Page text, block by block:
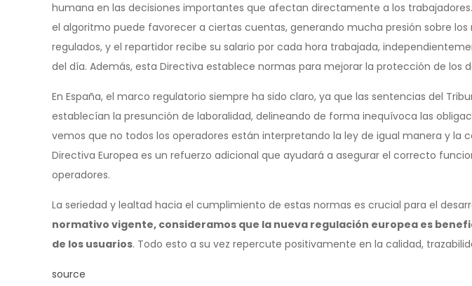
humana en las decisiones importantes que afectan directamente a los
el algoritmo puede favorecer a ciertas cuentas, generando mucha presión sobre
regulados, y el repartidor recibe su salario por cada hora trabajada,
del día. Además, esta Directiva establece normas para mejorar la protección de los
En España, el marco regulatorio siempre ha sido claro, ya que las sentencias del
establecían la presunción de laboralidad, delineando de forma inequívoca las
vemos que no todos los operadores están interpretando la ley de igual manera y la
Directiva Europea es un refuerzo adicional que ayudará a asegurar el correcto
operadores.
La seriedad y lealtad hacia el cumplimiento de estas normas es crucial para el
normativo vigente, consideramos que la nueva regulación europea es
de los usuarios. Todo esto a su vez repercute positivamente en la calidad,
source